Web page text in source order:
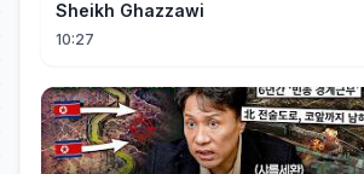
Sheikh Ghazzawi
10:27